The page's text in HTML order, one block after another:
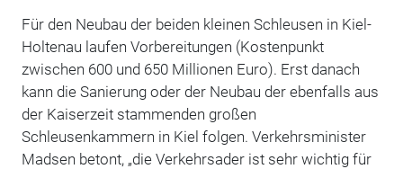
Für den Neubau der beiden kleinen Schleusen in Kiel-
Holtenau laufen Vorbereitungen (Kostenpunkt
zwischen 600 und 650 Millionen Euro). Erst danach
kann die Sanierung oder der Neubau der ebenfalls aus
der Kaiserzeit stammenden großen
Schleusenkammern in Kiel folgen. Verkehrsminister
Madsen betont, „die Verkehrsader ist sehr wichtig für